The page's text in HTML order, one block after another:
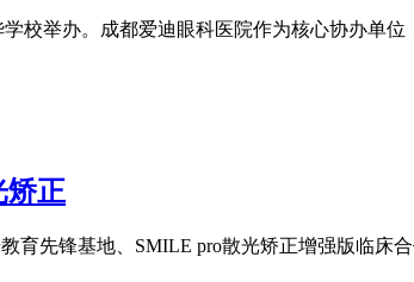
校举办。成都爱迪眼科医院作为核心协办单位
矫正
育先锋基地、SMILE pro散光矫正增强版临床